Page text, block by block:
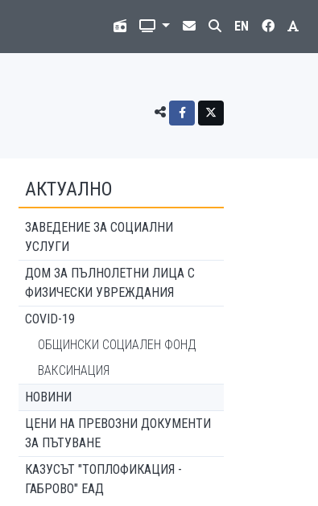
EN
АКТУАЛНО
ЗАВЕДЕНИЕ ЗА СОЦИАЛНИ
УСЛУГИ
ДОМ ЗА ПЪЛНОЛЕТНИ ЛИЦА С
ФИЗИЧЕСКИ УВРЕЖДАНИЯ
COVID-19
ОБЩИНСКИ СОЦИАЛЕН ФОНД
ВАКСИНАЦИЯ
НОВИНИ
ЦЕНИ НА ПРЕВОЗНИ ДОКУМЕНТИ
ЗА ПЪТУВАНЕ
КАЗУСЪТ "ТОПЛОФИКАЦИЯ -
ГАБРОВО" ЕАД